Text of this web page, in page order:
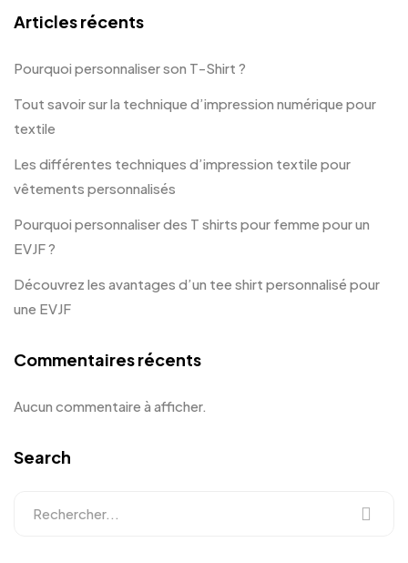
Articles récents
Pourquoi personnaliser son T-Shirt ?
Tout savoir sur la technique d’impression numérique pour
textile
Les différentes techniques d’impression textile pour
vêtements personnalisés
Pourquoi personnaliser des T shirts pour femme pour un
EVJF ?
Découvrez les avantages d’un tee shirt personnalisé pour
une EVJF
Commentaires récents
Aucun commentaire à afficher.
Search